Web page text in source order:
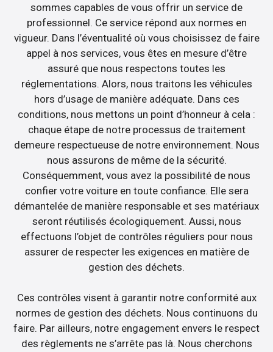
sommes capables de vous offrir un service de
professionnel. Ce service répond aux normes en
vigueur. Dans l’éventualité où vous choisissez de faire
appel à nos services, vous êtes en mesure d’être
assuré que nous respectons toutes les
réglementations. Alors, nous traitons les véhicules
hors d’usage de manière adéquate. Dans ces
conditions, nous mettons un point d’honneur à cela :
chaque étape de notre processus de traitement
demeure respectueuse de notre environnement. Nous
nous assurons de même de la sécurité.
Conséquemment, vous avez la possibilité de nous
confier votre voiture en toute confiance. Elle sera
démantelée de manière responsable et ses matériaux
seront réutilisés écologiquement. Aussi, nous
effectuons l’objet de contrôles réguliers pour nous
assurer de respecter les exigences en matière de
gestion des déchets.
Ces contrôles visent à garantir notre conformité aux
normes de gestion des déchets. Nous continuons du
faire. Par ailleurs, notre engagement envers le respect
des règlements ne s’arrête pas là. Nous cherchons